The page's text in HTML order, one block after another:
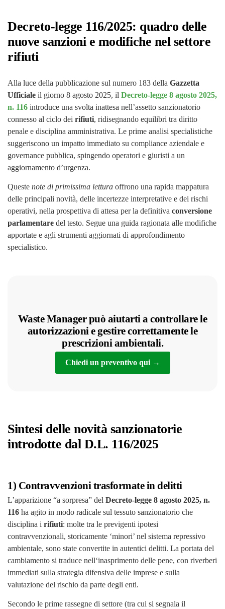
Decreto-legge 116/2025: quadro delle
nuove sanzioni e modifiche nel settore
rifiuti
Alla luce della pubblicazione sul numero 183 della Gazzetta
Ufficiale il giorno 8 agosto 2025, il Decreto-legge 8 agosto 2025,
n. 116 introduce una svolta inattesa nell’assetto sanzionatorio
connesso al ciclo dei rifiuti, ridisegnando equilibri tra diritto
penale e disciplina amministrativa. Le prime analisi specialistiche
suggeriscono un impatto immediato su compliance aziendale e
governance pubblica, spingendo operatori e giuristi a un
aggiornamento d’urgenza.
Queste note di primissima lettura offrono una rapida mappatura
delle principali novità, delle incertezze interpretative e dei rischi
operativi, nella prospettiva di attesa per la definitiva conversione
parlamentare del testo. Segue una guida ragionata alle modifiche
apportate e agli strumenti aggiornati di approfondimento
specialistico.
Waste Manager può aiutarti a controllare le
autorizzazioni e gestire correttamente le
prescrizioni ambientali.
Chiedi un preventivo qui→
Sintesi delle novità sanzionatorie
introdotte dal D.L. 116/2025
1) Contravvenzioni trasformate in delitti
L’apparizione “a sorpresa” del Decreto-legge 8 agosto 2025, n.
116 ha agito in modo radicale sul tessuto sanzionatorio che
disciplina i rifiuti: molte tra le previgenti ipotesi
contravvenzionali, storicamente ‘minori’ nel sistema repressivo
ambientale, sono state convertite in autentici delitti. La portata del
cambiamento si traduce nell‘inasprimento delle pene, con riverberi
immediati sulla strategia difensiva delle imprese e sulla
valutazione del rischio da parte degli enti.
Secondo le prime rassegne di settore (tra cui si segnala il